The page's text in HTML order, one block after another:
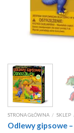
STRONA GŁÓWNA / SKLEP
Odlewy gipsowe